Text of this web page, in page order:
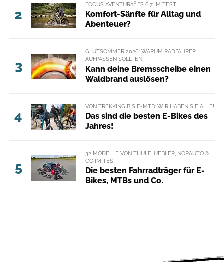
2
FOCUS AVENTURA² FS 6.7 IM TEST
Komfort-Sänfte für Alltag und
Abenteuer?
3
GLUTSOMMER 2026: WARUM RADFAHRER
AUFPASSEN SOLLTEN
Kann deine Bremsscheibe einen
Waldbrand auslösen?
4
VON TREKKING BIS E-MTB: WIR HABEN SIE ALLE!
Das sind die besten E-Bikes des
Jahres!
5
32 MODELLE VON THULE, UEBLER, NORAUTO &
CO IM TEST
Die besten Fahrradträger für E-
Bikes, MTBs und Co.